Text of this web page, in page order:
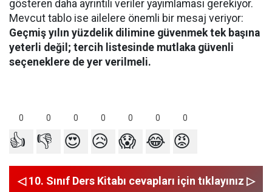
gösteren daha ayrıntılı veriler yayımlaması gerekiyor.
Mevcut tablo ise ailelere önemli bir mesaj veriyor:
Geçmiş yılın yüzdelik dilimine güvenmek tek başına
yeterli değil; tercih listesinde mutlaka güvenli
seçeneklere de yer verilmeli.
0 0 0 0 0 0 0
👍 👎 😍 😥 😱 😂 😡
◁ 10. Sınıf Ders Kitabı cevapları için tıklayınız ▷